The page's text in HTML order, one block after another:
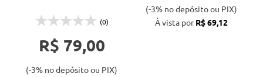
(0)
R$ 79,00
(-3% no depósito ou PIX)
(-3% no depósito ou PIX)
À vista porR$ 69,12